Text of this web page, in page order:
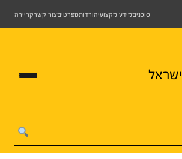
סוכניםמידע מקצועיהורדותמפרטיםצור קשרקריירה
ישראל